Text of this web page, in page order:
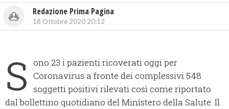
Redazione Prima Pagina
18 Ottobre 2020 20:12
S ono 23 i pazienti ricoverati oggi per
Coronavirus a fronte dei complessivi 548
soggetti positivi rilevati così come riportato
dal bollettino quotidiano del Ministero della Salute. Il